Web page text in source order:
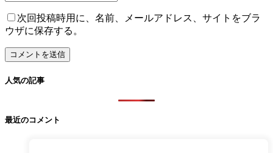
次回投稿時用に、名前、メールアドレス、サイトをブラ
ウザに保存する。
人気の記事
最近のコメント